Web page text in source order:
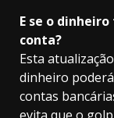
E se o
conta?
Esta
dinheiro
contas
evita que o